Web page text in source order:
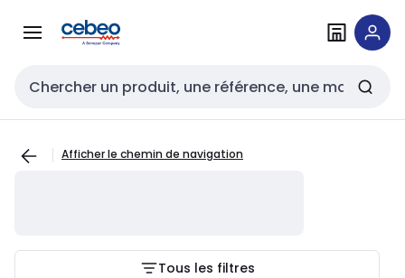
navigationau
Entrée de recherche
Afficher le chemin de navigation
Tous les filtres